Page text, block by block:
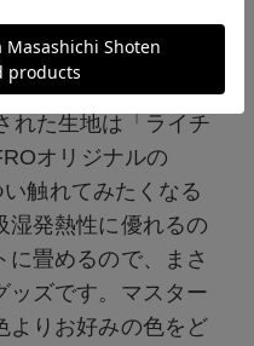
、旅をより快適
れた生地は「ライチ
オリジナルの
い触れてみたくなる
湿発熱性に優れるの
に畳めるので、まさ
ッズです。マスター
よりお好みの色をど